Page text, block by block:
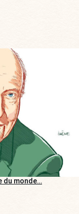
du monde…